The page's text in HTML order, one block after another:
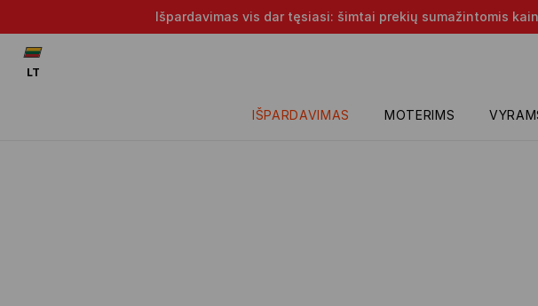
Išpardavimas vis dar tęsiasi: šimtai prekių sumažintomis
IŠPARDAVIMAS MOTERIMS
LT